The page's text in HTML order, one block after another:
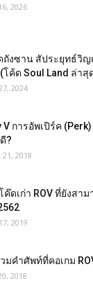
2026
ถังซาน สัประยุทธ์วิ
โค้ด Soul Land ล่าสุ
2024
V การอัพเปิร์ค
?
2018
ค๊ดเก่า ROV ที่ยังสาม
2019
วมคำศัพท์ที่คอเกม
2018